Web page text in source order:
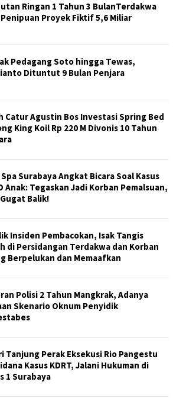
Ringan 1 Tahun 3 BulanTerdakwa
Penipuan Proyek Fiktif 5,6 Miliar
Pedagang Soto hingga Tewas,
Dituntut 9 Bulan Penjara
Catur Agustin Bos Investasi Spring Bed
King Koil Rp 220 M Divonis 10 Tahun
Surabaya Angkat Bicara Soal Kasus
Anak: Tegaskan Jadi Korban Pemalsuan,
Balik!
Insiden Pembacokan, Isak Tangis
di Persidangan Terdakwa dan Korban
Berpelukan dan Memaafkan
Polisi 2 Tahun Mangkrak, Adanya
Skenario Oknum Penyidik
Tanjung Perak Eksekusi Rio Pangestu
Kasus KDRT, Jalani Hukuman di
1 Surabaya